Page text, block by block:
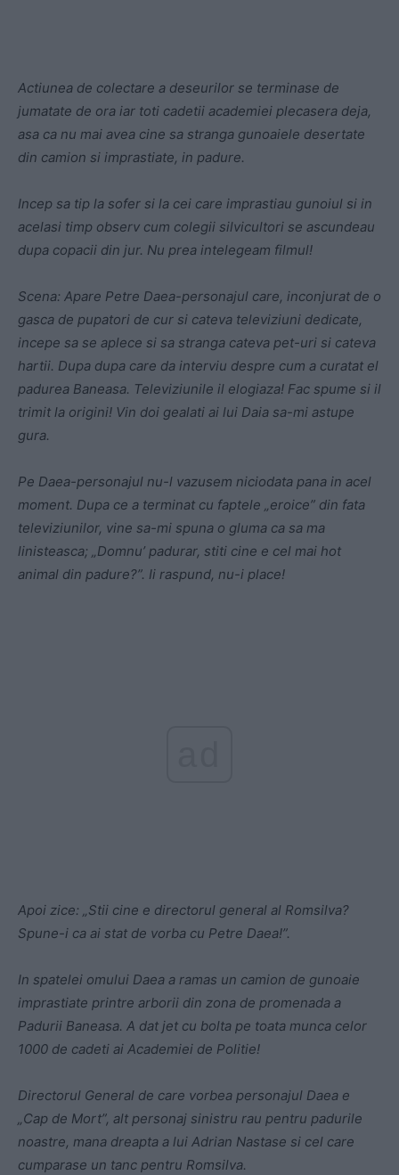
Actiunea de colectare a deseurilor se terminase de
jumatate de ora iar toti cadetii academiei plecasera deja,
asa ca nu mai avea cine sa stranga gunoaiele desertate
din camion si imprastiate, in padure.
Incep sa tip la sofer si la cei care imprastiau gunoiul si in
acelasi timp observ cum colegii silvicultori se ascundeau
dupa copacii din jur. Nu prea intelegeam filmul!
Scena: Apare Petre Daea-personajul care, inconjurat de o
gasca de pupatori de cur si cateva televiziuni dedicate,
incepe sa se aplece si sa stranga cateva pet-uri si cateva
hartii. Dupa dupa care da interviu despre cum a curatat el
padurea Baneasa. Televiziunile il elogiaza! Fac spume si il
trimit la origini! Vin doi gealati ai lui Daia sa-mi astupe
gura.
Pe Daea-personajul nu-l vazusem niciodata pana in acel
moment. Dupa ce a terminat cu faptele „eroice” din fata
televiziunilor, vine sa-mi spuna o gluma ca sa ma
linisteasca; „Domnu’ padurar, stiti cine e cel mai hot
animal din padure?”. Ii raspund, nu-i place!
Apoi zice: „Stii cine e directorul general al Romsilva?
Spune-i ca ai stat de vorba cu Petre Daea!”.
In spatelei omului Daea a ramas un camion de gunoaie
imprastiate printre arborii din zona de promenada a
Padurii Baneasa. A dat jet cu bolta pe toata munca celor
1000 de cadeti ai Academiei de Politie!
Directorul General de care vorbea personajul Daea e
„Cap de Mort”, alt personaj sinistru rau pentru padurile
noastre, mana dreapta a lui Adrian Nastase si cel care
cumparase un tanc pentru Romsilva.